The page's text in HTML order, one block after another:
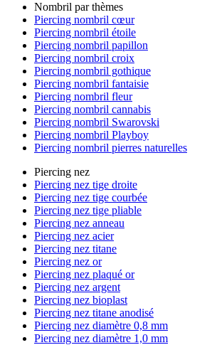
Nombril par thèmes
Piercing nombril cœur
Piercing nombril étoile
Piercing nombril papillon
Piercing nombril croix
Piercing nombril gothique
Piercing nombril fantaisie
Piercing nombril fleur
Piercing nombril cannabis
Piercing nombril Swarovski
Piercing nombril Playboy
Piercing nombril pierres naturelles
Piercing nez
Piercing nez tige droite
Piercing nez tige courbée
Piercing nez tige pliable
Piercing nez anneau
Piercing nez acier
Piercing nez titane
Piercing nez or
Piercing nez plaqué or
Piercing nez argent
Piercing nez bioplast
Piercing nez titane anodisé
Piercing nez diamètre 0,8 mm
Piercing nez diamètre 1,0 mm